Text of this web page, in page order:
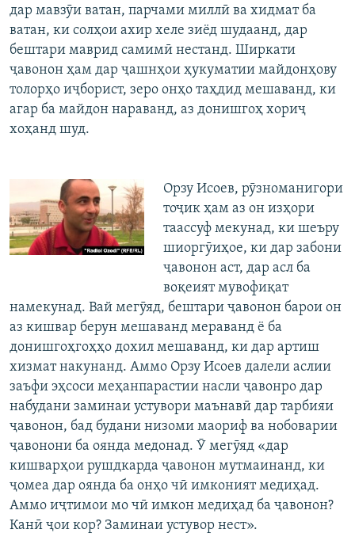
дар мавзӯи ватан, парчами миллӣ ва хидмат ба
ватан, ки солҳои ахир хеле зиёд шудаанд, дар
бештари маврид самимӣ нестанд. Ширкати
ҷавонон ҳам дар ҷашнҳои ҳукуматии майдонҳову
толорҳо иҷборист, зеро онҳо таҳдид мешаванд, ки
агар ба майдон нараванд, аз донишгоҳ хориҷ
хоҳанд шуд.
Орзу Исоев, рӯзноманигори
тоҷик ҳам аз он изҳори
таассуф мекунад, ки шеъру
шиоргӯиҳое, ки дар забони
ҷавонон аст, дар асл ба
воқеият мувофиқат
намекунад. Вай мегӯяд, бештари ҷавонон барои он
аз кишвар берун мешаванд мераванд ё ба
донишгоҳгоҳҳо дохил мешаванд, ки дар артиш
хизмат накунанд. Аммо Орзу Исоев далели аслии
заъфи эҳсоси меҳанпарастии насли ҷавонро дар
набудани заминаи устувори маънавӣ дар тарбияи
ҷавонон, бад будани низоми маориф ва нобоварии
ҷавонони ба оянда медонад. Ӯ мегӯяд «дар
кишварҳои рушдкарда ҷавонон мутмаинанд, ки
ҷомеа дар оянда ба онҳо чӣ имконият медиҳад.
Аммо иҷтимои мо чӣ имкон медиҳад ба ҷавонон?
Канӣ ҷои кор? Заминаи устувор нест».